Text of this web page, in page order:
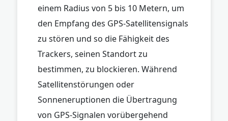
einem Radius von 5 bis 10 Metern, um
den Empfang des GPS-Satellitensignals
zu stören und so die Fähigkeit des
Trackers, seinen Standort zu
bestimmen, zu blockieren. Während
Satellitenstörungen oder
Sonneneruptionen die Übertragung
von GPS-Signalen vorübergehend